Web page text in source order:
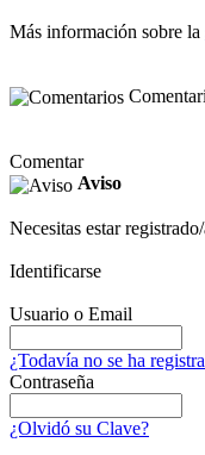
Más información sobre la
Comentar
Aviso
Necesitas estar
Identificarse
Usuario o Email
¿Todavía no se ha
Contraseña
¿Olvidó su Clave?